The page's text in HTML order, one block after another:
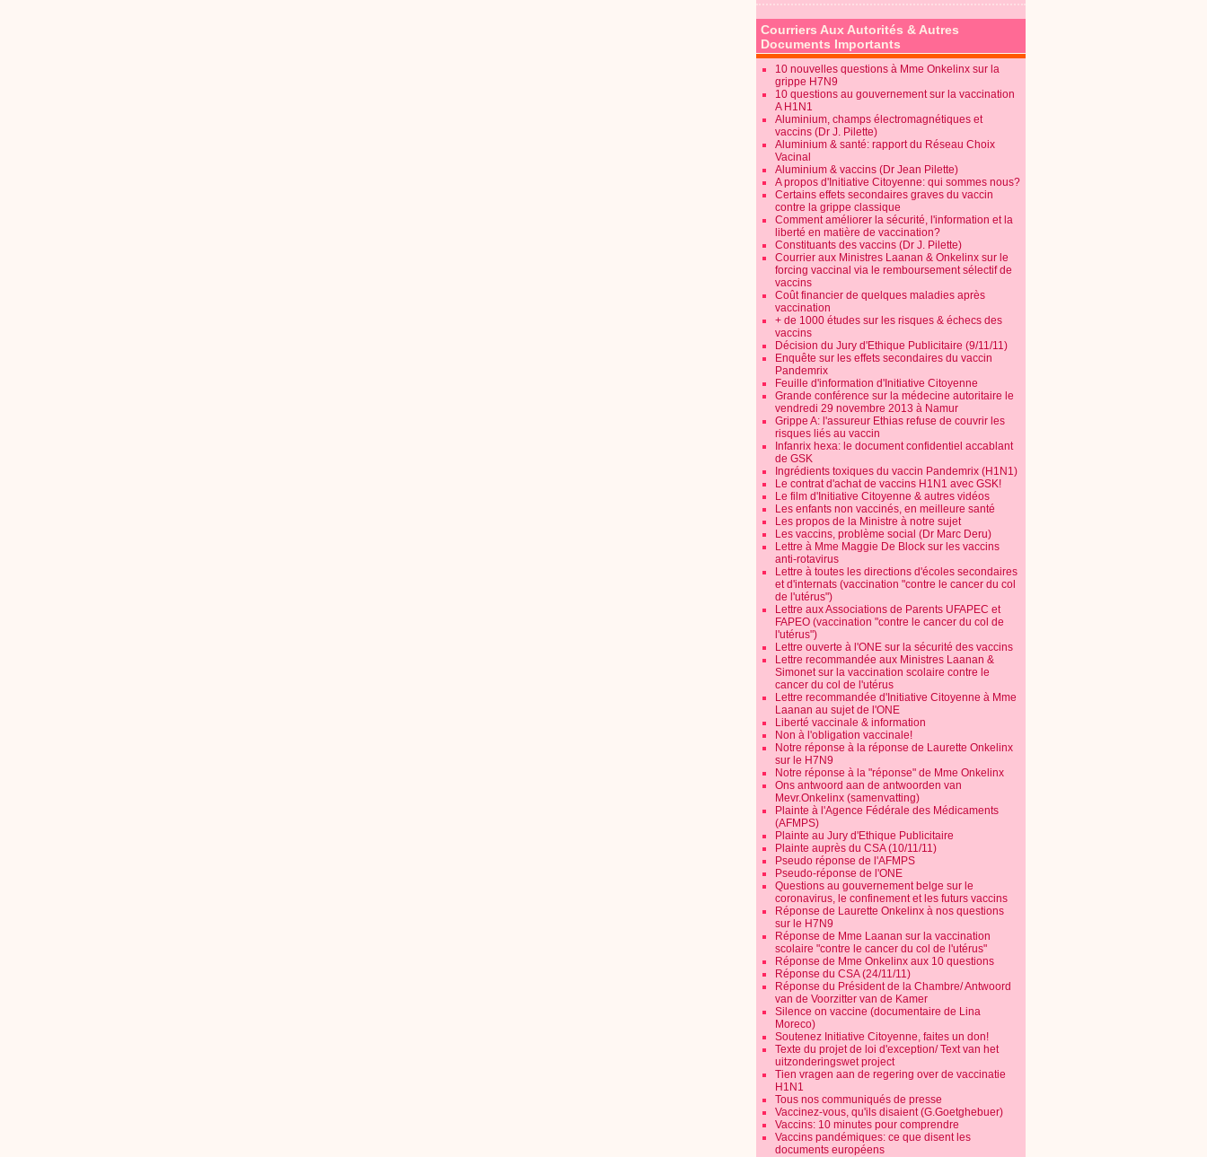
Courriers Aux Autorités & Autres
Documents Importants
10 nouvelles questions à Mme Onkelinx sur la
grippe H7N9
10 questions au gouvernement sur la vaccination
A H1N1
Aluminium, champs électromagnétiques et
vaccins (Dr J. Pilette)
Aluminium & santé: rapport du Réseau Choix
Vacinal
Aluminium & vaccins (Dr Jean Pilette)
A propos d'Initiative Citoyenne: qui sommes nous?
Certains effets secondaires graves du vaccin
contre la grippe classique
Comment améliorer la sécurité, l'information et la
liberté en matière de vaccination?
Constituants des vaccins (Dr J. Pilette)
Courrier aux Ministres Laanan & Onkelinx sur le
forcing vaccinal via le remboursement sélectif de
vaccins
Coût financier de quelques maladies après
vaccination
+ de 1000 études sur les risques & échecs des
vaccins
Décision du Jury d'Ethique Publicitaire (9/11/11)
Enquête sur les effets secondaires du vaccin
Pandemrix
Feuille d'information d'Initiative Citoyenne
Grande conférence sur la médecine autoritaire le
vendredi 29 novembre 2013 à Namur
Grippe A: l'assureur Ethias refuse de couvrir les
risques liés au vaccin
Infanrix hexa: le document confidentiel accablant
de GSK
Ingrédients toxiques du vaccin Pandemrix (H1N1)
Le contrat d'achat de vaccins H1N1 avec GSK!
Le film d'Initiative Citoyenne & autres vidéos
Les enfants non vaccinés, en meilleure santé
Les propos de la Ministre à notre sujet
Les vaccins, problème social (Dr Marc Deru)
Lettre à Mme Maggie De Block sur les vaccins
anti-rotavirus
Lettre à toutes les directions d'écoles secondaires
et d'internats (vaccination "contre le cancer du col
de l'utérus")
Lettre aux Associations de Parents UFAPEC et
FAPEO (vaccination "contre le cancer du col de
l'utérus")
Lettre ouverte à l'ONE sur la sécurité des vaccins
Lettre recommandée aux Ministres Laanan &
Simonet sur la vaccination scolaire contre le
cancer du col de l'utérus
Lettre recommandée d'Initiative Citoyenne à Mme
Laanan au sujet de l'ONE
Liberté vaccinale & information
Non à l'obligation vaccinale!
Notre réponse à la réponse de Laurette Onkelinx
sur le H7N9
Notre réponse à la "réponse" de Mme Onkelinx
Ons antwoord aan de antwoorden van
Mevr.Onkelinx (samenvatting)
Plainte à l'Agence Fédérale des Médicaments
(AFMPS)
Plainte au Jury d'Ethique Publicitaire
Plainte auprès du CSA (10/11/11)
Pseudo réponse de l'AFMPS
Pseudo-réponse de l'ONE
Questions au gouvernement belge sur le
coronavirus, le confinement et les futurs vaccins
Réponse de Laurette Onkelinx à nos questions
sur le H7N9
Réponse de Mme Laanan sur la vaccination
scolaire "contre le cancer du col de l'utérus"
Réponse de Mme Onkelinx aux 10 questions
Réponse du CSA (24/11/11)
Réponse du Président de la Chambre/ Antwoord
van de Voorzitter van de Kamer
Silence on vaccine (documentaire de Lina
Moreco)
Soutenez Initiative Citoyenne, faites un don!
Texte du projet de loi d'exception/ Text van het
uitzonderingswet project
Tien vragen aan de regering over de vaccinatie
H1N1
Tous nos communiqués de presse
Vaccinez-vous, qu'ils disaient (G.Goetghebuer)
Vaccins: 10 minutes pour comprendre
Vaccins pandémiques: ce que disent les
documents européens